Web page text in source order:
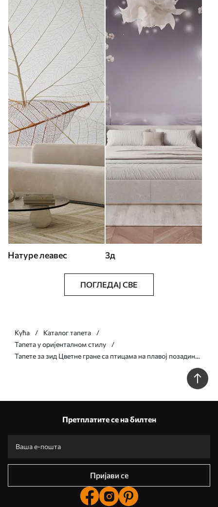
Натуре леавес 3д
ПОГЛЕДАЈ СВЕ
Кућа
Каталог тапета
Тапета у оријенталном стилу
Тапете за зид Цветне гране са птицама на плавој позадини
Претплатите се на билтен
Пријави се